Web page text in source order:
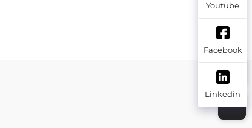
Youtube
Facebook
Linkedin